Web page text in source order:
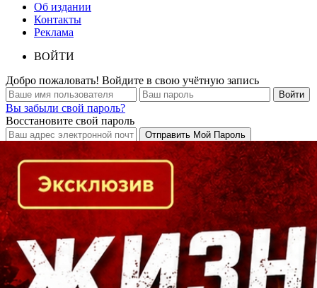
Об издании
Контакты
Реклама
ВОЙТИ
Добро пожаловать! Войдите в свою учётную запись
Вы забыли свой пароль?
Восстановите свой пароль
Кто есть кто в Байкальском регионе